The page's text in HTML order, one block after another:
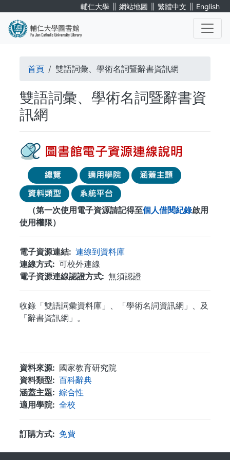
輔仁大學 ∥ 網站地圖 ∥ 繁體中文 ∥ English
導
航
連
結
首頁 雙語詞彙、學術名詞暨辭書資訊網
雙語詞彙、學術名詞暨辭書資
訊網
（第一次使用電子資源請記得至個人借閱紀錄啟用
使用權限）
電子資源連結
連線到資料庫
連線方式
可校外連線
電子資源連線認證方式
無須認證
收錄「雙語詞彙資料庫」、「學術名詞資訊網」、及
「辭書資訊網」。
資料來源
國家教育研究院
資料類型
百科辭典
涵蓋主題
綜合性
適用學院
全校
訂購方式
免費